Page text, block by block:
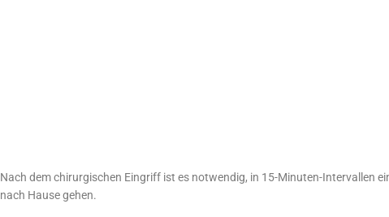
Nach dem chirurgischen Eingriff ist es notwendig, in 15-Minuten-Intervallen
nach Hause gehen.